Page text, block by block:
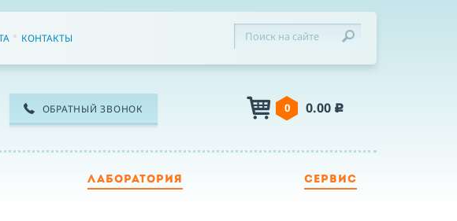
КОНТАКТЫ
ОБРАТНЫЙ ЗВОНОК 0 0.00 c
ЛАБОРАТОРИЯ СЕРВИС